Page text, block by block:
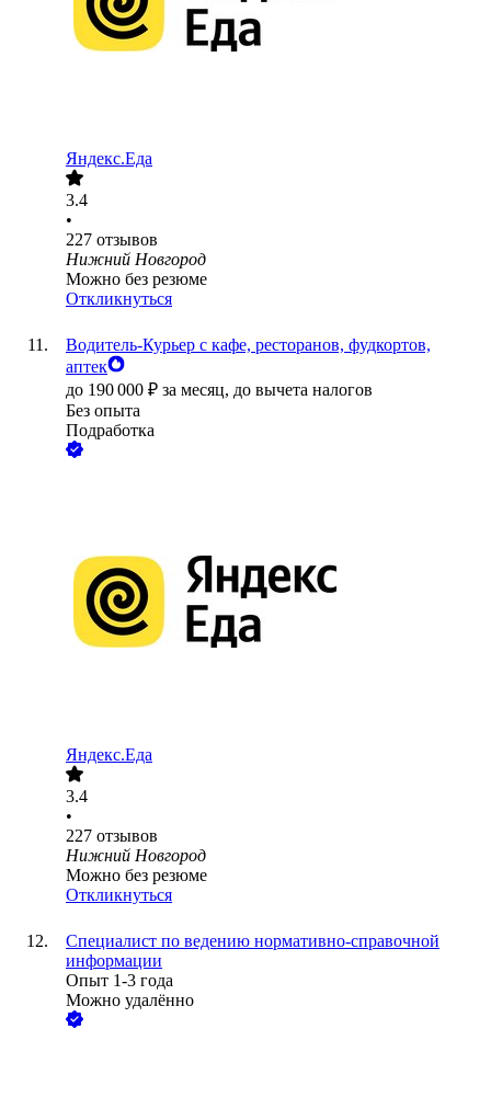
Яндекс.Еда
3.4
•
227 отзывов
Нижний Новгород
Можно без резюме
Откликнуться
Водитель-Курьер с кафе, ресторанов, фудкортов,
аптек
до 190 000 ₽ за месяц, до вычета налогов
Без опыта
Подработка
Яндекс.Еда
3.4
•
227 отзывов
Нижний Новгород
Можно без резюме
Откликнуться
Специалист по ведению нормативно-справочной
информации
Опыт 1-3 года
Можно удалённо